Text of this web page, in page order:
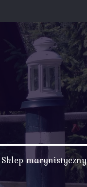
Sklep marynistyczny